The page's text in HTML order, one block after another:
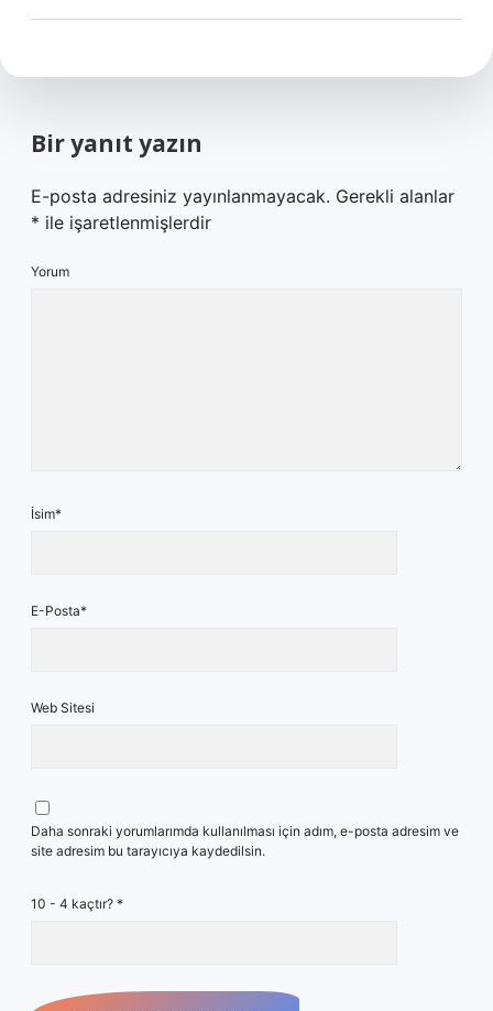
Bir yanıt yazın
E-posta adresiniz yayınlanmayacak. Gerekli alanlar
* ile işaretlenmişlerdir
Yorum
İsim*
E-Posta*
Web Sitesi
Daha sonraki yorumlarımda kullanılması için adım, e-posta adresim ve
site adresim bu tarayıcıya kaydedilsin.
10 - 4 kaçtır? *